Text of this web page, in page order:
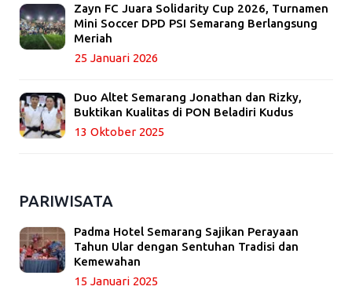
Zayn FC Juara Solidarity Cup 2026, Turnamen
Mini Soccer DPD PSI Semarang Berlangsung
Meriah
25 Januari 2026
Duo Altet Semarang Jonathan dan Rizky,
Buktikan Kualitas di PON Beladiri Kudus
13 Oktober 2025
PARIWISATA
Padma Hotel Semarang Sajikan Perayaan
Tahun Ular dengan Sentuhan Tradisi dan
Kemewahan
15 Januari 2025